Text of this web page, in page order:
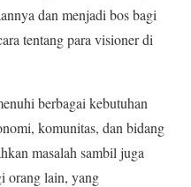
dan menjadi bos bagi
tentang para visioner di
berbagai kebutuhan
komunitas, dan bidang
masalah sambil juga
orang lain, yang